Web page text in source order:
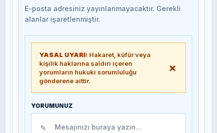
E-posta adresiniz yayınlanmayacaktır. Gerekli
alanlar işaretlenmiştir.
YASAL UYARI: Hakaret, küfür veya
kişilik haklarına saldırı içeren
yorumların hukuki sorumluluğu
gönderene aittir.
×
YORUMUNUZ
✎